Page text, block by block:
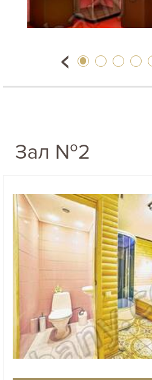
Зал №2